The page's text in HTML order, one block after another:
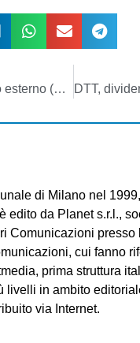
DTT, dividendo esterno (61/69). Governo accellera su asta, niente aumento indennizzo per tv locali: 240 mln max e mux condivisi
di Milano nel
edito da Planet s.r.l.,
Comunicazioni presso
cui fanno
prima struttura
livelli in ambito
via Internet.